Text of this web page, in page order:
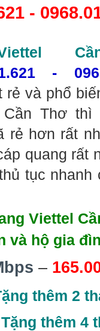
-
-
rẻ và phổ
Cần Thơ
rẻ hơn rất
quang rất
tục nhanh
Viettel
và hộ gia
–
thêm 2
Tặng thêm 4